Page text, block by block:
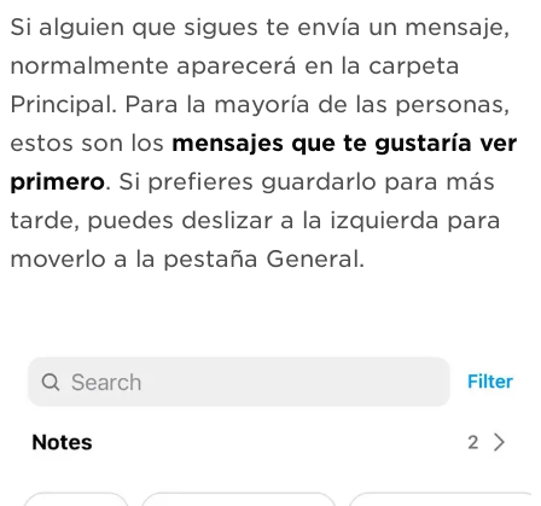
Si alguien que sigues te envía un mensaje,
normalmente aparecerá en la carpeta
Principal. Para la mayoría de las personas,
estos son los mensajes que te gustaría ver
primero. Si prefieres guardarlo para más
tarde, puedes deslizar a la izquierda para
moverlo a la pestaña General.